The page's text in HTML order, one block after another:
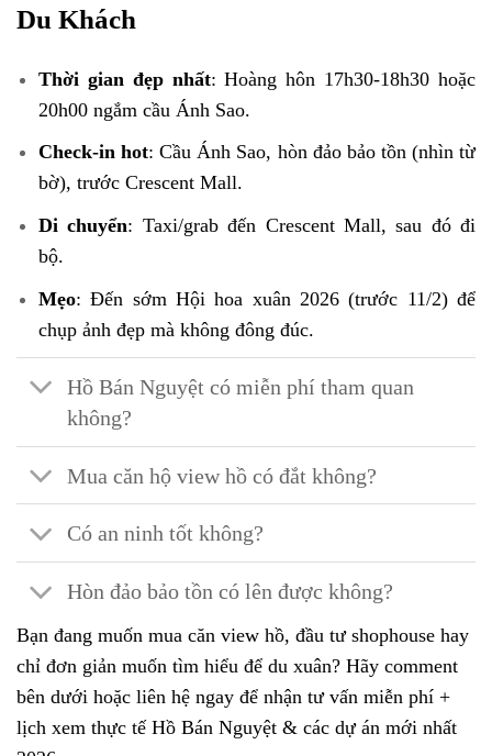
Du Khách
Thời gian đẹp nhất: Hoàng hôn 17h30-18h30 hoặc
20h00 ngắm cầu Ánh Sao.
Check-in hot: Cầu Ánh Sao, hòn đảo bảo tồn (nhìn từ
bờ), trước Crescent Mall.
Di chuyển: Taxi/grab đến Crescent Mall, sau đó đi
bộ.
Mẹo: Đến sớm Hội hoa xuân 2026 (trước 11/2) để
chụp ảnh đẹp mà không đông đúc.
Hồ Bán Nguyệt có miễn phí tham quan
không?
Mua căn hộ view hồ có đắt không?
Có an ninh tốt không?
Hòn đảo bảo tồn có lên được không?
Bạn đang muốn mua căn view hồ, đầu tư shophouse hay
chỉ đơn giản muốn tìm hiểu để du xuân? Hãy comment
bên dưới hoặc liên hệ ngay để nhận tư vấn miễn phí +
lịch xem thực tế Hồ Bán Nguyệt & các dự án mới nhất